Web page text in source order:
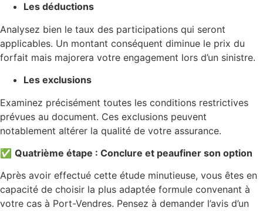
Les déductions
Analysez bien le taux des participations qui seront
applicables. Un montant conséquent diminue le prix du
forfait mais majorera votre engagement lors d’un sinistre.
Les exclusions
Examinez précisément toutes les conditions restrictives
prévues au document. Ces exclusions peuvent
notablement altérer la qualité de votre assurance.
✅ Quatrième étape : Conclure et peaufiner son option
Après avoir effectué cette étude minutieuse, vous êtes en
capacité de choisir la plus adaptée formule convenant à
votre cas à Port-Vendres. Pensez à demander l’avis d’un